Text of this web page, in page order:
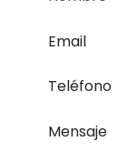
Email
Teléfono
Mensaje